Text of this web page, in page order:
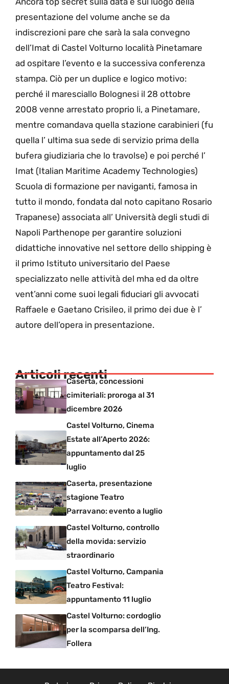
presentazione del volume anche se da
indiscrezioni pare che sarà la sala convegno
dell’Imat di Castel Volturno località Pinetamare
ad ospitare l’evento e la successiva conferenza
stampa. Ciò per un duplice e logico motivo:
perché il maresciallo Bolognesi il 28 ottobre
2008 venne arrestato proprio li, a Pinetamare,
mentre comandava quella stazione carabinieri (fu
quella l’ ultima sua sede di servizio prima della
bufera giudiziaria che lo travolse) e poi perché l’
Imat (Italian Maritime Academy Technologies)
Scuola di formazione per naviganti, famosa in
tutto il mondo, fondata dal noto capitano Rosario
Trapanese) associata all’ Università degli studi di
Napoli Parthenope per garantire soluzioni
didattiche innovative nel settore dello shipping è
il primo Istituto universitario del Paese
specializzato nelle attività del mha ed da oltre
vent’anni come suoi legali fiduciari gli avvocati
Raffaele e Gaetano Crisileo, il primo dei due è l’
autore dell’opera in presentazione.
Articoli recenti
Caserta, concessioni
cimiteriali: proroga al 31
dicembre 2026
Castel Volturno, Cinema
Estate all’Aperto 2026:
appuntamento dal 25
luglio
Caserta, presentazione
stagione Teatro
Parravano: evento a luglio
Castel Volturno, controllo
della movida: servizio
straordinario
Castel Volturno, Campania
Teatro Festival:
appuntamento 11 luglio
Castel Volturno: cordoglio
per la scomparsa dell’Ing.
Follera